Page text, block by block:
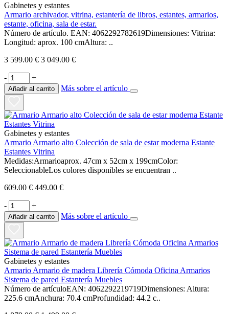
Gabinetes y estantes
Armario archivador, vitrina, estantería de libros, estantes, armarios,
estante, oficina, sala de estar.
Número de artículo. EAN: 4062292782619Dimensiones: Vitrina:
Longitud: aprox. 100 cmAltura: ..
3 599.00 € 3 049.00 €
- +
Añadir al carrito Más sobre el artículo
Gabinetes y estantes
Armario Armario alto Colección de sala de estar moderna Estante
Estantes Vitrina
Medidas:Armarioaprox. 47cm x 52cm x 199cmColor:
SeleccionableLos colores disponibles se encuentran ..
609.00 € 449.00 €
- +
Añadir al carrito Más sobre el artículo
Gabinetes y estantes
Armario Armario de madera Librería Cómoda Oficina Armarios
Sistema de pared Estantería Muebles
Número de artículoEAN: 4062292219719Dimensiones: Altura:
225.6 cmAnchura: 70.4 cmProfundidad: 44.2 c..